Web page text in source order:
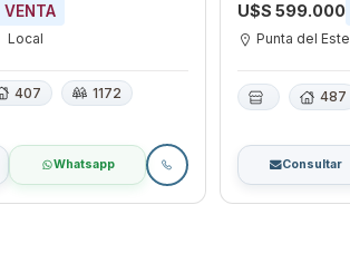
VENTA
Local
407
1172
Whatsapp
U$S 599.000
Punta del Este
487
Consultar